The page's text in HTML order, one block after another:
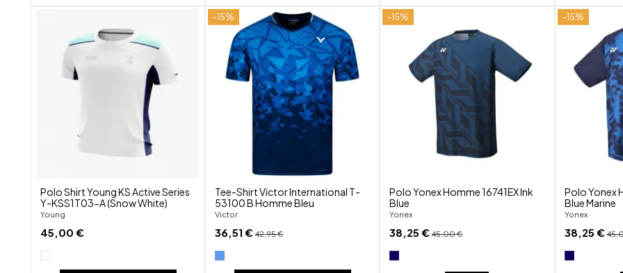
Polo Shirt Young KS Active Series
Y-KSS1T03-A (Snow White)
Young
45,00 €
-15%
favorite_border
Tee-Shirt Victor International T-
53100 B Homme Bleu
Victor
36,51 €42,95 €
-15%
favorite_border
Polo Yonex Homme 16741EX Ink
Blue
Yonex
38,25 €45,00 €
-15%
Polo Yonex
Blue Marine
Yonex
38,25 €